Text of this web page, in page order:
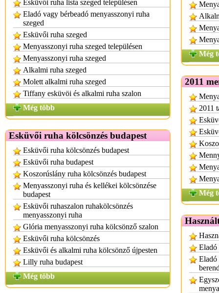
Esküvői ruha lista szeged településen
Eladó vagy bérbeadó menyasszonyi ruha
szeged
Esküvői ruha szeged
Menyasszonyi ruha szeged településen
Menyasszonyi ruha szeged
Alkalmi ruha szeged
Molett alkalmi ruha szeged
Tiffany esküvöi és alkalmi ruha szalon
Még több
Esküvői ruha kölcsönzés budapest
Esküvői ruha kölcsönzés budapest
Esküvői ruha budapest
Koszorúslány ruha kölcsönzés budapest
Menyasszonyi ruha és kellékei kölcsönzése
budapest
Esküvői ruhaszalon ruhakölcsönzés
menyasszonyi ruha
Glória menyasszonyi ruha kölcsönző szalon
Esküvői ruha kölcsönzés
Esküvői és alkalmi ruha kölcsönző újpesten
Lilly ruha budapest
Még több
Még
2011
2011
Még
Eladó
Eladó